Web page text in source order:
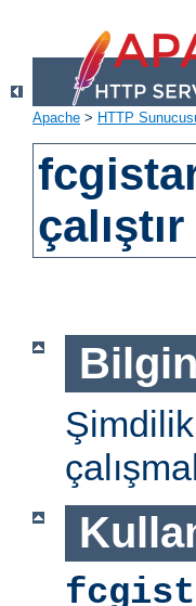
Apache > HTTP
çalıştır